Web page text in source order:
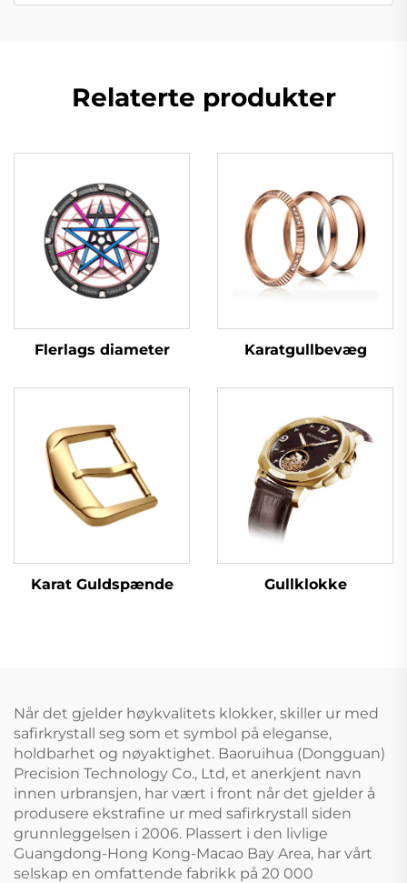
Relaterte produkter
Flerlags diameter Karatgullbevæg
Karat Guldspænde Gullklokke
Når det gjelder høykvalitets klokker, skiller ur med
safirkrystall seg som et symbol på eleganse,
holdbarhet og nøyaktighet. Baoruihua (Dongguan)
Precision Technology Co., Ltd, et anerkjent navn
innen urbransjen, har vært i front når det gjelder å
produsere ekstrafine ur med safirkrystall siden
grunnleggelsen i 2006. Plassert i den livlige
Guangdong-Hong Kong-Macao Bay Area, har vårt
selskap en omfattende fabrikk på 20 000